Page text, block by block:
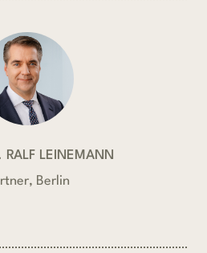
RALF LEINEMANN
Berlin